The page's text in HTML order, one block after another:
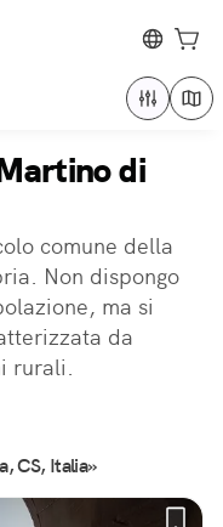
di
comune della
Non dispongo
ma si
da
rurali.
CS, Italia»